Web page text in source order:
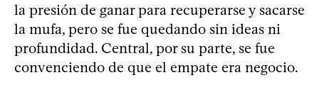
la presión de ganar para recuperarse y sacarse
la mufa, pero se fue quedando sin ideas ni
profundidad. Central, por su parte, se fue
convenciendo de que el empate era negocio.